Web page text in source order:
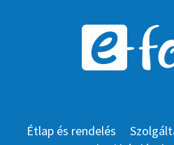
Étlap és rendelés